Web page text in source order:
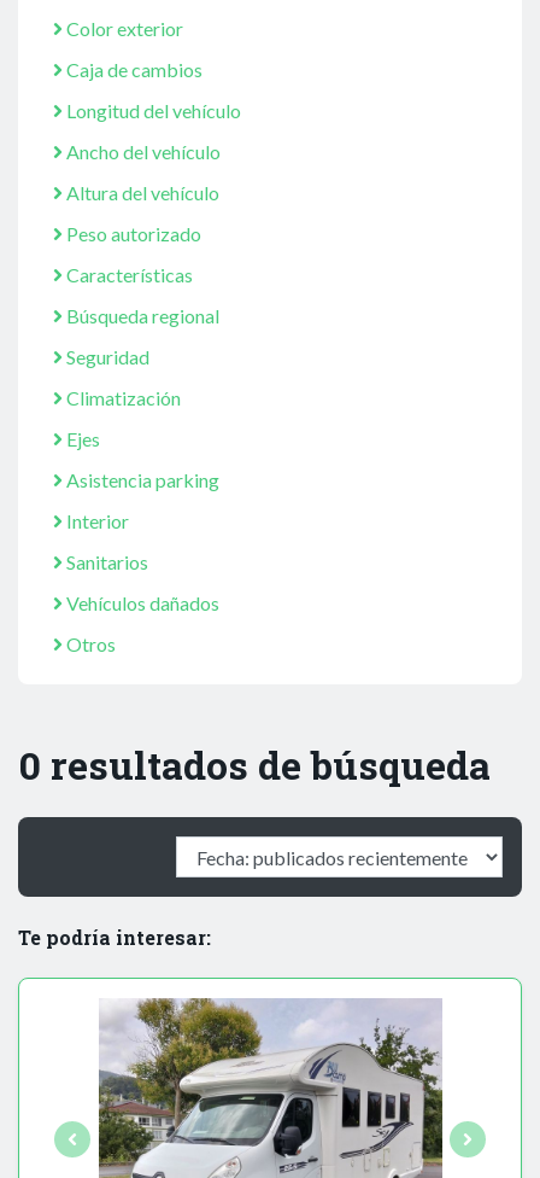
Color exterior
Caja de cambios
Longitud del vehículo
Ancho del vehículo
Altura del vehículo
Peso autorizado
Características
Búsqueda regional
Seguridad
Climatización
Ejes
Asistencia parking
Interior
Sanitarios
Vehículos dañados
Otros
0 resultados de búsqueda
Te podría interesar: